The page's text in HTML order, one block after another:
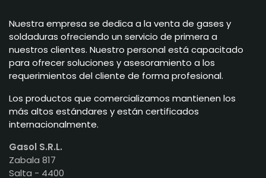
Nuestra empresa se dedica a la venta de gases y
soldaduras ofreciendo un servicio de primera a
nuestros clientes. Nuestro personal está capacitado
para ofrecer soluciones y asesoramiento a los
requerimientos del cliente de forma profesional.
Los productos que comercializamos mantienen los
más altos estándares y están certificados
internacionalmente.
Gasol S.R.L.
Zabala 817
Salta - 4400